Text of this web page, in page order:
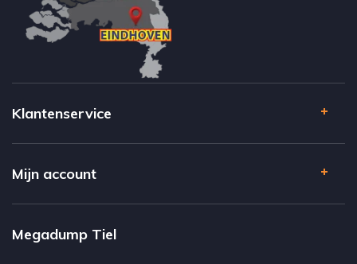
Klantenservice
Mijn account
Megadump Tiel